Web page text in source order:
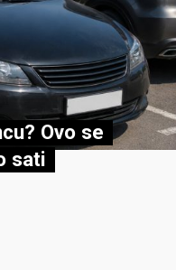
Ovo se
sati